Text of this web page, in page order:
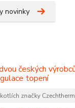
novinky
značky Czechtherm